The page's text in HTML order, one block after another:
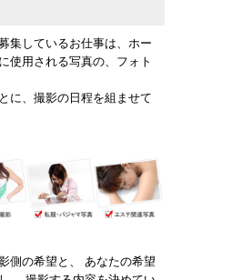
集しているお仕事は、ホー
使用される写真の、フォト
に、撮影の日程を組ませて
側の希望と、 あなたの希望